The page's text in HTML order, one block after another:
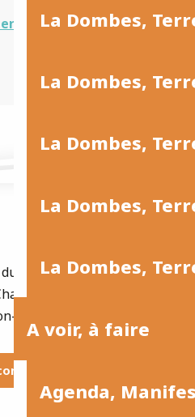
La Dombes,
La Dombes,
La Dombes,
La Dombes,
La Dombes,
A voir, à faire
Agenda,
une erreur
Tourisme
de Foire
sur-Chalaronne